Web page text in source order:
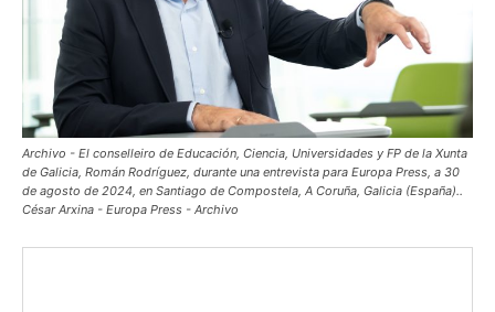
Archivo - El conselleiro de Educación, Ciencia, Universidades y FP de la Xunta
de Galicia, Román Rodríguez, durante una entrevista para Europa Press, a 30
de agosto de 2024, en Santiago de Compostela, A Coruña, Galicia (España)..
César Arxina - Europa Press - Archivo